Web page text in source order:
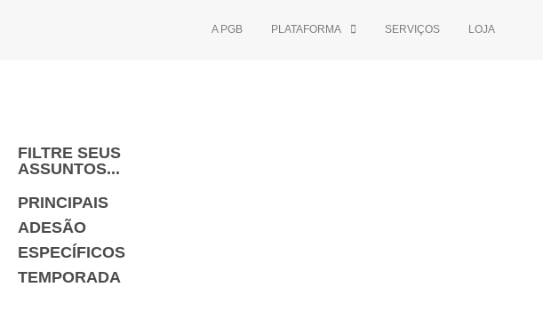
A PGB PLATAFORMA SERVIÇOS LOJA
FILTRE SEUS
ASSUNTOS...
PRINCIPAIS
ADESÃO
ESPECÍFICOS
TEMPORADA